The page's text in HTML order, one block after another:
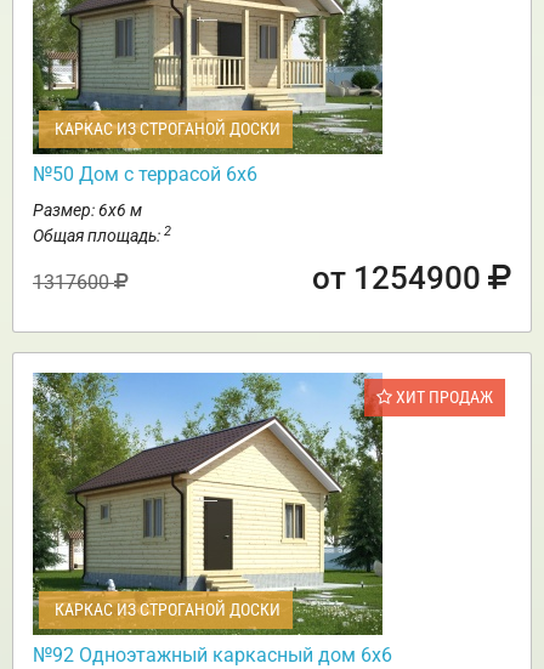
КАРКАС ИЗ СТРОГАНОЙ ДОСКИ
№50 Дом с террасой 6х6
Размер: 6х6 м
Общая площадь: 2
1317600 от 1254900
ХИТ ПРОДАЖ
КАРКАС ИЗ СТРОГАНОЙ ДОСКИ
№92 Одноэтажный каркасный дом 6х6